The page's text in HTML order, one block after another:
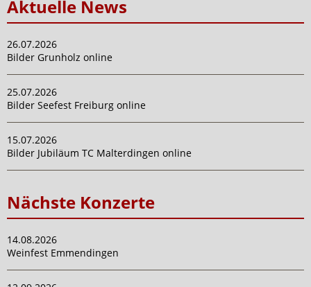
Aktuelle News
26.07.2026
Bilder Grunholz online
25.07.2026
Bilder Seefest Freiburg online
15.07.2026
Bilder Jubiläum TC Malterdingen online
Nächste Konzerte
14.08.2026
Weinfest Emmendingen